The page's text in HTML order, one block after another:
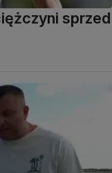
sprzed